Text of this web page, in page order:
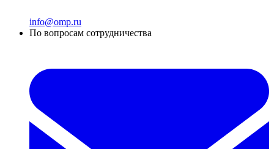
info@omp.ru
По вопросам сотрудничества